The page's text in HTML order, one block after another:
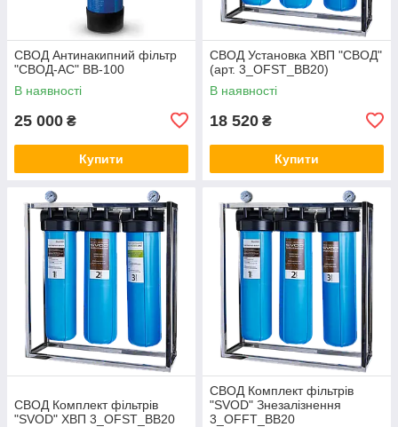
СВОД Антинакипний фільтр
"СВОД-АС" BB-100
В наявності
25 000 ₴
Купити
СВОД Установка ХВП "СВОД"
(арт. 3_OFST_BB20)
В наявності
18 520 ₴
Купити
СВОД Комплект фільтрів
"SVOD" ХВП 3_OFST_BB20
СВОД Комплект фільтрів
"SVOD" Знезалізнення
3_OFFT_BB20